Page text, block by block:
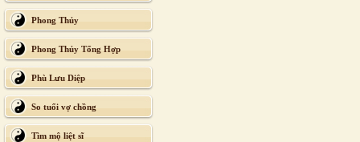
Phong Thủy
Phong Thủy Tổng Hợp
Phù Lưu Diệp
So tuổi vợ chồng
Tìm mộ liệt sĩ